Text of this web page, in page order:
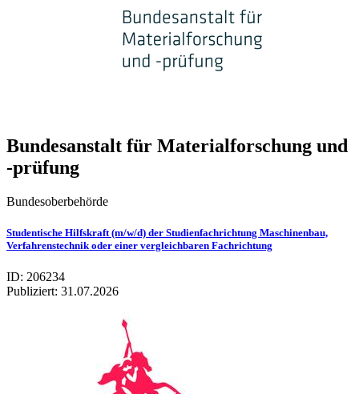
Bundesanstalt für Materialforschung und
-prüfung
Bundesoberbehörde
Studentische Hilfskraft (m/w/d) der Studienfachrichtung Maschinenbau,
Verfahrenstechnik oder einer vergleichbaren Fachrichtung
ID: 206234
Publiziert: 31.07.2026